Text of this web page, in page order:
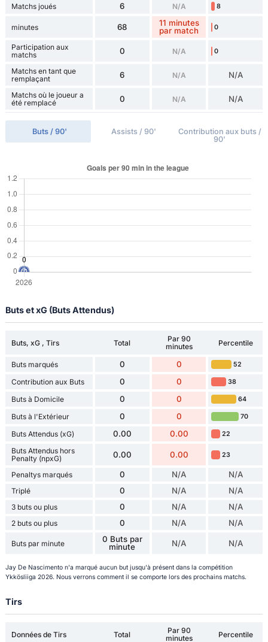
Matchs joués 6 N/A 8
minutes 68
11 minutes
par match
0
Participation aux
matchs
0 N/A 0
Matchs en tant que
remplaçant
6 N/A N/A
Matchs où le joueur a
été remplacé
0 N/A N/A
Buts / 90' Assists / 90'
Contribution aux buts /
90'
Buts et xG (Buts Attendus)
Buts, xG , Tirs Total
Par 90
minutes
Percentile
Buts marqués 0 0 52
Contribution aux Buts 0 0 38
Buts à Domicile 0 0 64
Buts à l'Extérieur 0 0 70
Buts Attendus (xG) 0.00 0.00 22
Buts Attendus hors
Penalty (npxG)
0.00 0.00 23
Penaltys marqués 0 N/A N/A
Triplé 0 N/A N/A
3 buts ou plus 0 N/A N/A
2 buts ou plus 0 N/A N/A
Buts par minute
0 Buts par
minute
N/A N/A
Jay De Nascimento n'a marqué aucun but jusqu'à présent dans la compétition
Ykkösliiga 2026. Nous verrons comment il se comporte lors des prochains matchs.
Tirs
Données de Tirs Total
Par 90
minutes
Percentile